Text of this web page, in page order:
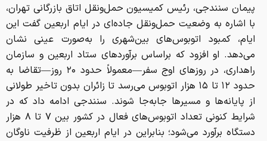
پیمان سنندجی، رئیس کمیسیون حمل‌ونقل اتاق بازرگانی تهران،
با اشاره به وضعیت حمل‌ونقل جاده‌ای در ایام اربعین گفت این
ایام، کمبود اتوبوس‌های بین‌شهری را به‌صورت عینی نشان
می‌دهد. او افزود که براساس برآوردهای ستاد اربعین و سازمان
راهداری، در روزهای اوج سفر—معمولاً حدود ۲۰ روز—تقاضا به
حدود ۱۲ تا ۱۵ هزار اتوبوس می‌رسد تا زائران بدون تاخیر طولانی
از پایانه‌ها و مسیرها جابه‌جا شوند. سنندجی ادامه داد که در
شرایط کنونی تعداد اتوبوس‌های فعال در کشور بین ۷ تا ۸ هزار
دستگاه برآورد می‌شود؛ بنابراین در ایام اربعین از ظرفیت ناوگان